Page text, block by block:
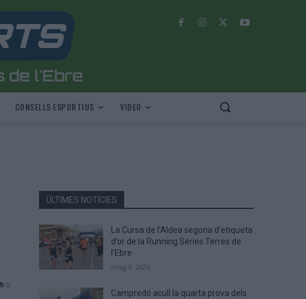
CONSELLS ESPORTIUS VIDEO
0
ÚLTIMES NOTÍCIES
La Cursa de l’Aldea segona d’etiqueta
d’or de la Running Sèries Terres de
l’Ebre
maig 9, 2026
Campredó acull la quarta prova dels